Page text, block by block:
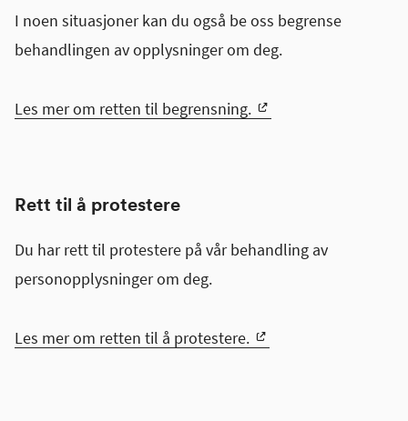
I noen situasjoner kan du også be oss begrense
behandlingen av opplysninger om deg.
Les mer om retten til begrensning.
Rett til å protestere
Du har rett til protestere på vår behandling av
personopplysninger om deg.
Les mer om retten til å protestere.